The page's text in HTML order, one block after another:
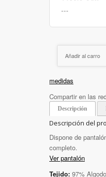
Añadir al carro
medidas
Compartir en las
Descripción
Descripción del
Dispone de
completo.
Ver pantalón
Tejido: 97%